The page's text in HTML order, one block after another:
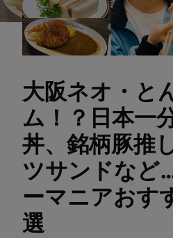
大阪ネオ・と
ム！？日本一
丼、銘柄豚推
ツサンドなど
ーマニアおす
選